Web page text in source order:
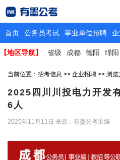
首页 公务员考试 事业单位招聘
【地区导航】 省级 成都 德阳 绵阳
当前位置： 招考信息 >> 企业招聘 >> 浏览
2025四川川投电力开发
6人
2025年11月11日 来源：有墨公考采编